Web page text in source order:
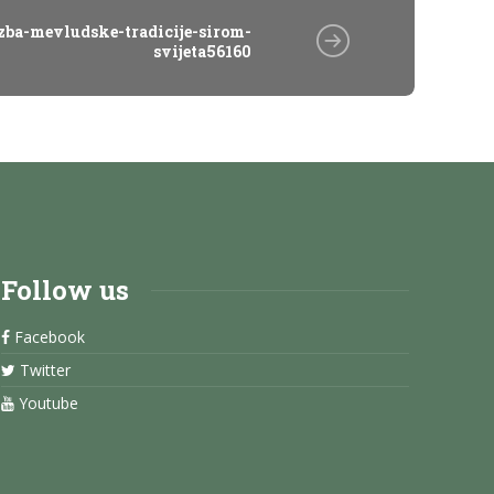
mevludske-tradicije-sirom-
svijeta56160
Follow us
Facebook
Twitter
Youtube